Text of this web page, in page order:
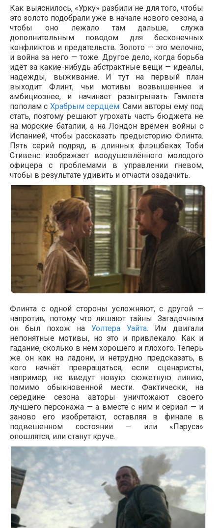
Как выяснилось, «Урку» разбили не для того, чтобы
это золото подобрали уже в начале нового сезона, а
чтобы оно лежало там дальше, служа
дополнительным поводом для бесконечных
конфликтов и предательств. Золото — это мелочно,
и война за него — тоже. Другое дело, когда борьба
идёт за какие-нибудь абстрактные вещи — идеалы,
надежды, выживание. И тут на первый план
выходит Флинт, чьи мотивы возвышеннее и
амбициознее, и начинает разыгрывать Гамлета
пополам с Храбрым сердцем. Сами авторы ему под
стать, поэтому решают угрохать часть бюджета не
на морские баталии, а на Лондон времён войны с
Испанией, чтобы рассказать предысторию Флинта.
Пять серий подряд, в длинных флэшбеках Тоби
Стивенс изображает воодушевлённого молодого
офицера с проблемами в управлении гневом,
чтобы в результате удивить и отчасти озадачить.
Флинта с одной стороны усложняют, с другой —
напротив, потому что лишают тайны. Загадочным
он был похож наУолтера Уайта. Им двигали
непонятные мотивы, но это и привлекало. Как и
гадание, сколько в нём хорошего и плохого. Теперь
же он как на ладони, и нетрудно предсказать, в
кого начнёт превращаться, если сценаристы,
например, не введут новую сюжетную линию,
помимо обыкновенной мести. Фактически, на
середине сезона авторы уничтожают своего
лучшего персонажа — а вместе с ним и сериал — и
заново его изобретают, оставляя в финале в
подвешенном состоянии — или «Паруса»
опошлятся, или станут круче.